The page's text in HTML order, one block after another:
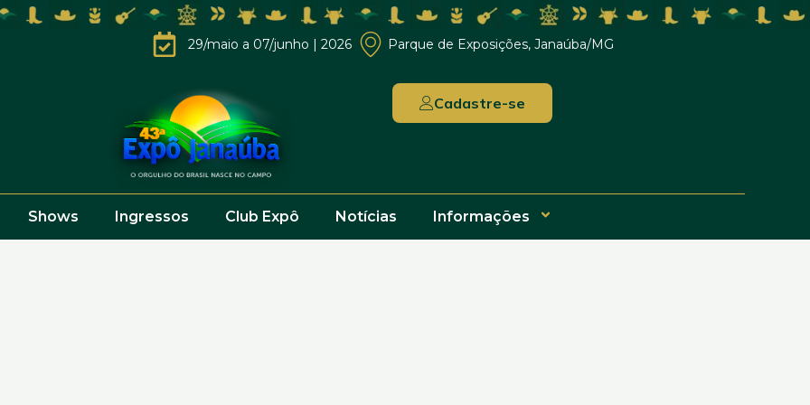
29/maio a 07/junho | 2026 Parque de Exposições, Janaúba/MG
Cadastre-se
Shows Ingressos Club Expô Notícias Informações